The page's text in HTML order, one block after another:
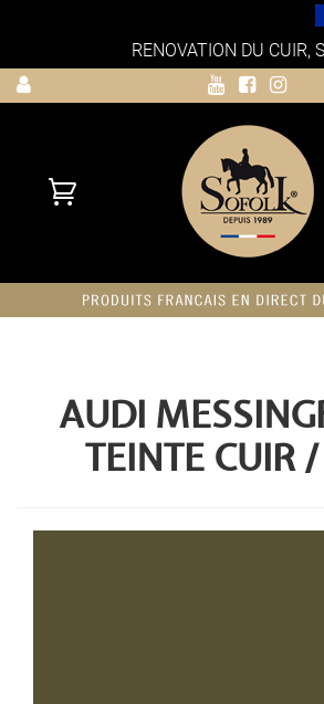
RENOVATION DU CUIR,
AUDI
TEINTE CUIR